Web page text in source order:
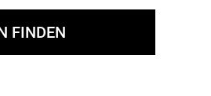
FINDEN